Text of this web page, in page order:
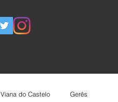
Viana do Castelo Gerês